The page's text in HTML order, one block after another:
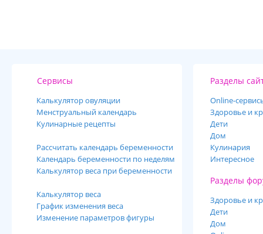
Сервисы
Калькулятор овуляции
Менструальный календарь
Кулинарные рецепты
Рассчитать календарь беременности
Календарь беременности по неделям
Калькулятор веса при беременности
Калькулятор веса
График изменения веса
Изменение параметров фигуры
Разделы
Online-
Здоровье и
Дети
Дом
Кулинария
Интересное
Разделы
Здоровье и
Дети
Дом